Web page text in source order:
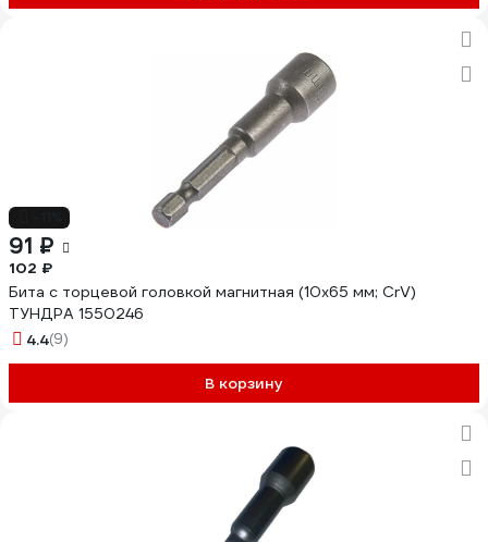
91 ₽
102 ₽
Бита с торцевой головкой магнитная (10х65 мм; CrV)
ТУНДРА 1550246
4.4(9)
В корзину